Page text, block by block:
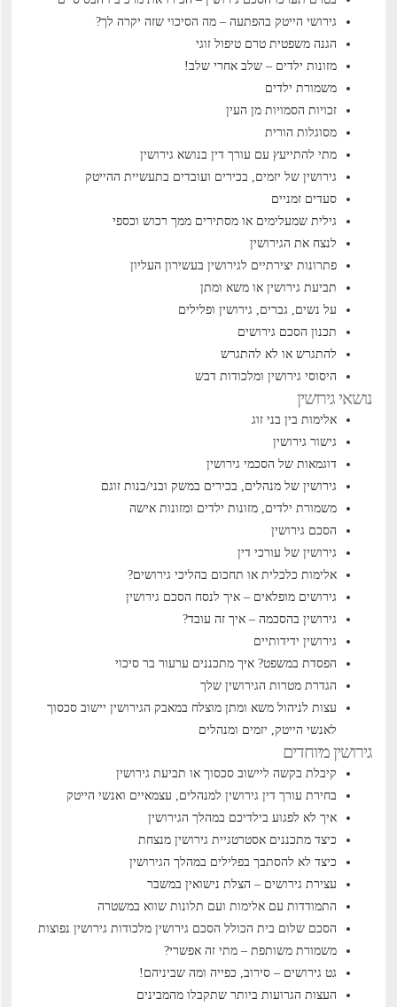
גירושי הייטק בהפתעה – מה הסיכוי שזה יקרה לך?
הגנה משפטית טרם טיפול זוגי
מזונות ילדים – שלב אחרי שלב!
משמורת ילדים
זכויות הסמויות מן העין
מסוגלות הורית
מתי להתייעץ עם עורך דין בנושא גירושין
גירושין של יזמים, בכירים ועובדים בתעשיית ההייטק
סעדים זמניים
גילית שמעלימים או מסתירים ממך רכוש וכספי
לנצח את הגירושין
פתרונות יצירתיים לגירושין בעשירון העליון
תביעת גירושין או משא ומתן
על נשים, גברים, גירושין ופלילים
תכנון הסכם גירושים
להתגרש או לא להתגרש
היסוסי גירושין ומלכודות דבש
נושאי גירושין
אלימות בין בני זוג
גישור גירושין
דוגמאות של הסכמי גירושין
גירושין של מנהלים, בכירים במשק ובני/בנות זוגם
משמורת ילדים, מזונות ילדים ומזונות אישה
הסכם גירושין
גירושין של עורכי דין
אלימות כלכלית או תחכום בהליכי גירושים?
גירושים מופלאים – איך לנסח הסכם גירושין
גירושין בהסכמה – איך זה עובד?
גירושין ידידותיים
הפסדת במשפט? איך מתכננים ערעור בר סיכוי
הגדרת מטרות הגירושין שלך
עצות לניהול משא ומתן מוצלח במאבק הגירושיןיישוב סכסוך
לאנשי הייטק, יזמים ומנהלים
גירושין מיוחדים
קיבלת בקשה ליישוב סכסוך או תביעת גירושין
בחירת עורך דין גירושין למנהלים, עצמאיים ואנשי הייטק
איך לא לפגוע בילדיכם במהלך הגירושין
כיצד מתכננים אסטרטגיית גירושין מנצחת
כיצד לא להסתבך בפלילים במהלך הגירושין
עצירת גירושים – הצלת נישואין במשבר
התמודדות עם אלימות ועם תלונות שווא במשטרה
הסכם שלום בית הכולל הסכם גירושיןמלכודות גירושין נפוצות
משמורת משותפת – מתי זה אפשרי?
גט גירושים – סירוב, כפייה ומה שביניהם!
העצות הגרועות ביותר שתקבלו מהמבינים